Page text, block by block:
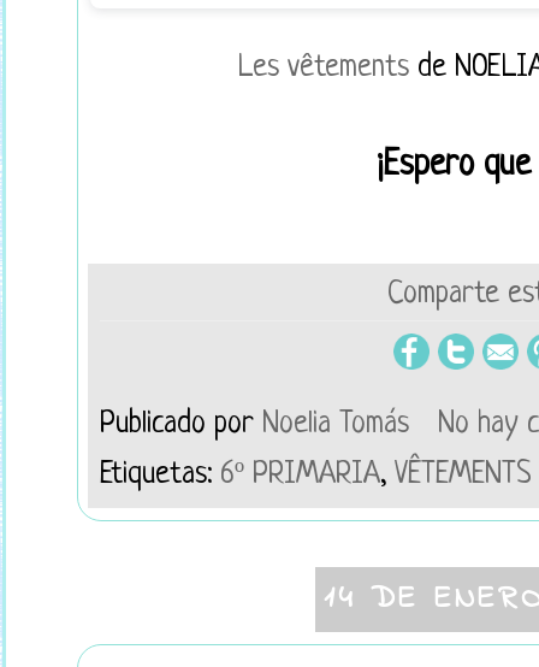
Les vêtements de
¡Espero
Comparte
Publicado por Noelia Tomás
No hay
Etiquetas: 6º PRIMARIA, VÊTEMENTS
14 DE